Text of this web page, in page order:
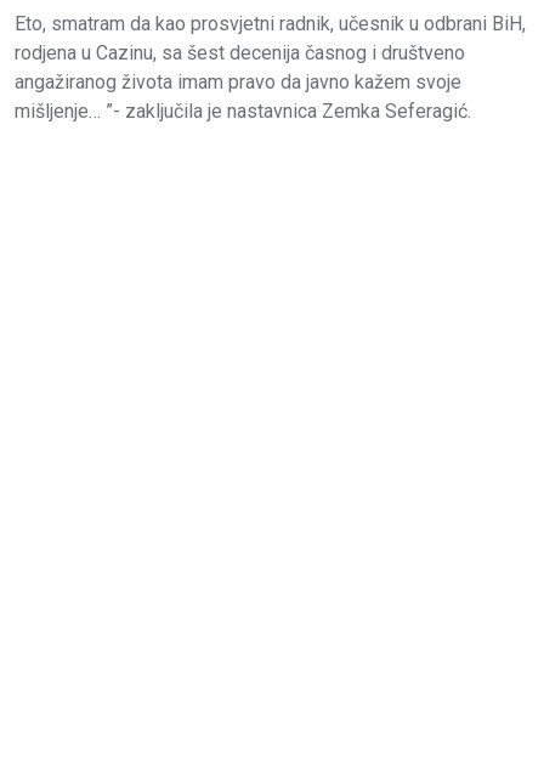
Eto, smatram da kao prosvjetni radnik, učesnik u odbrani BiH,
rodjena u Cazinu, sa šest decenija časnog i društveno
angažiranog života imam pravo da javno kažem svoje
mišljenje… ”- zaključila je nastavnica Zemka Seferagić.